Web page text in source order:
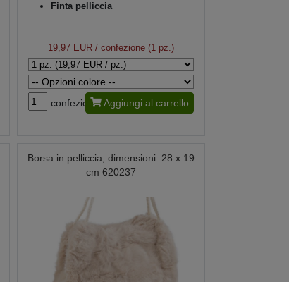
Finta pelliccia
19,97 EUR/ confezione (1 pz.)
confezione Aggiungi al carrello
Borsa in pelliccia, dimensioni: 28 x 19
cm 620237